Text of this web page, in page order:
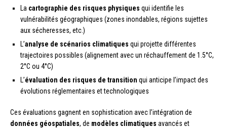
La cartographie des risques physiques qui identifie les
vulnérabilités géographiques (zones inondables, régions sujettes
aux sécheresses, etc.)
L’analyse de scénarios climatiques qui projette différentes
trajectoires possibles (alignement avec un réchauffement de 1.5°C,
2°C ou 4°C)
L’évaluation des risques de transition qui anticipe l’impact des
évolutions réglementaires et technologiques
Ces évaluations gagnent en sophistication avec l’intégration de
données géospatiales, de modèles climatiques avancés et